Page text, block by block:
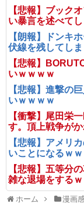
【悲報】ブック
い暴言を述べて
【朗報】ドンキ
伏線を残してし
【悲報】
いｗｗｗｗ
【悲報】進撃の
いｗｗｗｗ
【衝撃】尾田栄
す。頂上戦争が
【悲報】アメリ
いことになるｗｗ
【悲報】五等分
雑な退場をする
ホーム 漫画